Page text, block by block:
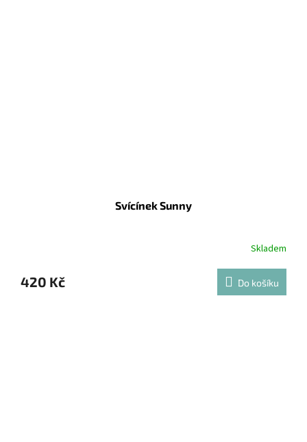
Svícínek Sunny
Skladem
420 Kč Do košíku